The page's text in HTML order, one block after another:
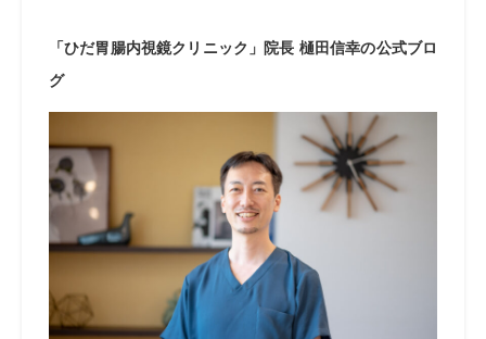
「ひだ胃腸内視鏡クリニック」院長 樋田信幸の公式ブロ
グ